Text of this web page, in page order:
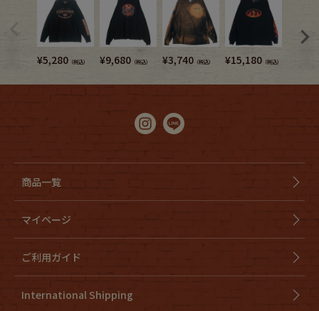
¥5,280 （税込） ¥9,680 （税込） ¥3,740 （税込） ¥15,180 （税込）
商品一覧
マイページ
ご利用ガイド
International Shipping